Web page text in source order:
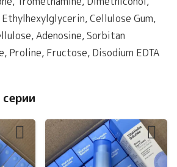
Cellulose Gum,
Adenosine, Sorbitan
Proline, Fructose, Disodium EDTA